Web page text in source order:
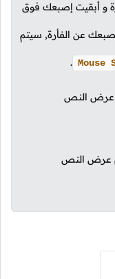
و أبقيت إصبعك فوق
عن الفأرة, سيتم
Mouse
.
عرض النص
عرض النص